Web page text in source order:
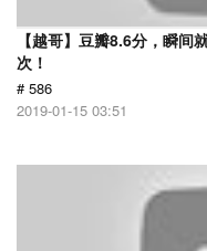
【越哥】豆瓣8.6分，瞬间
次！
# 586
2019-01-15 03:51